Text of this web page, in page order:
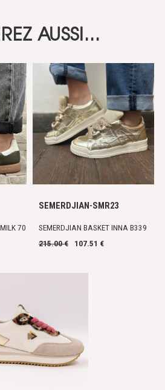
AUSSI...
70
SEMERDJIAN-SMR23
SEMERDJIAN BASKET INNA B339
215.00 €
107.51 €